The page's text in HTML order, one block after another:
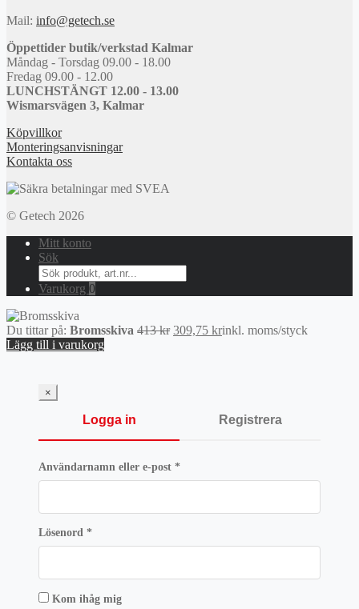
Mail: info@getech.se
Öppettider butik/verkstad Kalmar
Måndag - Torsdag 09.00 - 18.00
Fredag 09.00 - 12.00
LUNCHSTÄNGT 12.00 - 13.00
Wismarsvägen 3, Kalmar
Köpvillkor
Monteringsanvisningar
Kontakta oss
© Getech 2026
Mitt konto
Sök
Search
for:
Varukorg 0
Du tittar på: Bromsskiva 413kr Det
309,75 krDet
inkl. moms/styck
Lägg till i varukorg
×
Logga in Registrera
Användarnamn eller e-post *Obligatoriskt
Lösenord *Obligatoriskt
Kom ihåg mig